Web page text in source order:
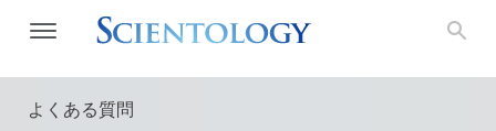
よくある質問